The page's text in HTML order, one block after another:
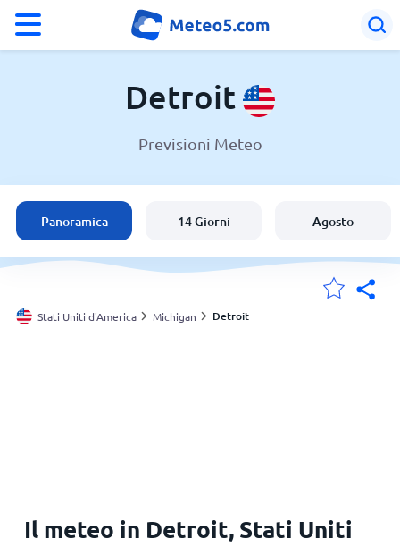
Stati Uniti d'America
Italia
Svizzera
Detroit
Previsioni Meteo
Panoramica 14 Giorni Agosto
Stati Uniti d'America Michigan Detroit
Il meteo in Detroit, Stati Uniti